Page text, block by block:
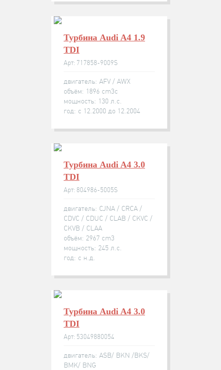
Турбина Audi A4 1.9
TDI
Арт: 717858-9009S
двигатель: AFV / AWX
объём: 1896 cm3с
мощность: 130 л.с.
год: с 12.2000 до 12.2004
Турбина Audi A4 3.0
TDI
Арт: 804986-5005S
двигатель: CJNA / CRCA /
CDVC / CDUC / CLAB / CKVC /
CKVB / CLAA
объём: 2967 cm3
мощность: 245 л.с.
год: с н.д.
Турбина Audi A4 3.0
TDI
Арт: 53049880054
двигатель: ASB/ BKN /BKS/
BMK/ BNG